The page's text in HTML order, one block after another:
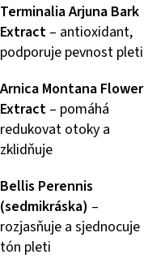
Terminalia Arjuna Bark
Extract – antioxidant,
podporuje pevnost pleti
Arnica Montana Flower
Extract – pomáhá
redukovat otoky a
zklidňuje
Bellis Perennis
(sedmikráska) –
rozjasňuje a sjednocuje
tón pleti